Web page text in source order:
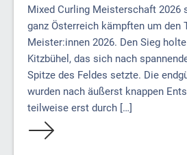
Mixed Curling Meisterschaft 2026
ganz Österreich kämpften um den
Meister:innen 2026. Den Sieg
Kitzbühel, das sich nach
Spitze des Feldes setzte. Die
wurden nach äußerst knappen
teilweise erst durch […]